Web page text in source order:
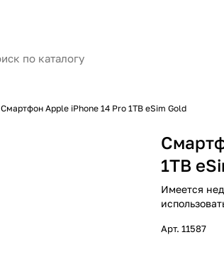
Смартфон Apple iPhone 14 Pro 1TB eSim Gold
1TB
Имеется
Арт.11587